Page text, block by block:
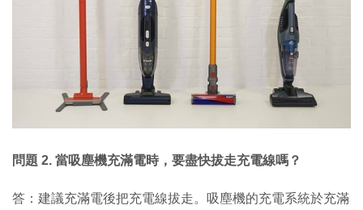
問題 2. 當吸塵機充滿電時，要盡快拔走充電線嗎？
答：建議充滿電後把充電線拔走。吸塵機的充電系統於充滿